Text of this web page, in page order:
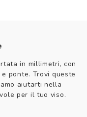
in millimetri, con
ponte. Trovi queste
aiutarti nella
per il tuo viso.